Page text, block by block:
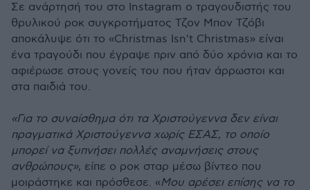
Σε ανάρτησή του στο Instagram ο τραγουδιστής του
θρυλικού ροκ συγκροτήματος Τζον Μπον Τζόβι
αποκάλυψε ότι το «Christmas Isn't Christmas» είναι
ένα τραγούδι που έγραψε πριν από δύο χρόνια και το
αφιέρωσε στους γονείς του που ήταν άρρωστοι και
στα παιδιά του.
«Για το συναίσθημα ότι τα Χριστούγεννα δεν είναι
πραγματικά Χριστούγεννα χωρίς ΕΣΑΣ, το οποίο
μπορεί να ξυπνήσει πολλές αναμνήσεις στους
ανθρώπους», είπε ο ροκ σταρ μέσω βίντεο που
μοιράστηκε και πρόσθεσε. «Μου αρέσει επίσης να το